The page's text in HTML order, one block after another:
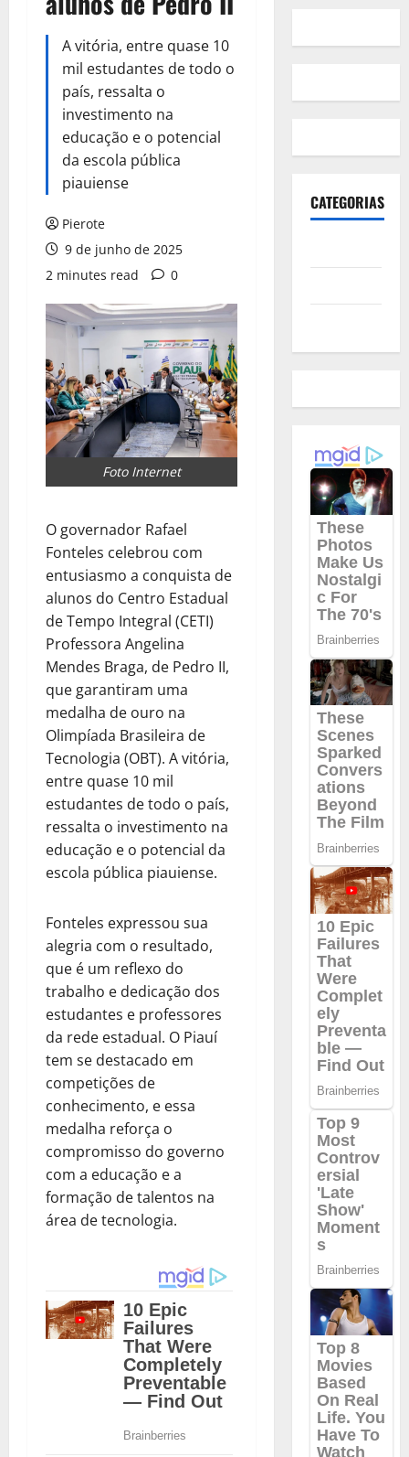
A vitória, entre quase 10
mil estudantes de todo o
país, ressalta o
investimento na
educação e o potencial
da escola pública
piauiense
Pierote
9 de junho de 2025
2 minutes read
0
Foto Internet
O governador Rafael
Fonteles celebrou com
entusiasmo a conquista de
alunos do Centro Estadual
de Tempo Integral (CETI)
Professora Angelina
Mendes Braga, de Pedro II,
que garantiram uma
medalha de ouro na
Olimpíada Brasileira de
Tecnologia (OBT). A vitória,
entre quase 10 mil
estudantes de todo o país,
ressalta o investimento na
educação e o potencial da
escola pública piauiense.
Fonteles expressou sua
alegria com o resultado,
que é um reflexo do
trabalho e dedicação dos
estudantes e professores
da rede estadual. O Piauí
tem se destacado em
competições de
conhecimento, e essa
medalha reforça o
compromisso do governo
com a educação e a
formação de talentos na
área de tecnologia.
CATEGORIAS